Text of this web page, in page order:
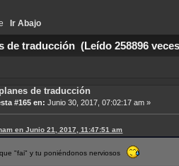
Ir Abajo
de traducción (Leído 258896
de traducción
#165 en: Junio 30, 2017, 07:02:17 am »
en Junio 21, 2017, 11:47:51 am
que "fai" y tu poniéndonos nerviosos